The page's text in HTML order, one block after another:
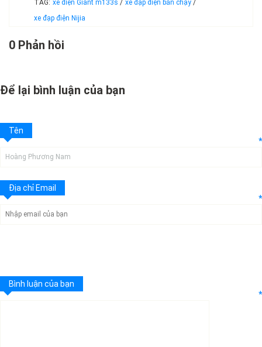
TAG: xe điện Giant m133s / xe đạp điện bán chạy /
xe đạp điện Nijia
0 Phản hồi
Để lại bình luận của bạn
Tên
*
Địa chỉ Email
*
Bình luận của bạn
*